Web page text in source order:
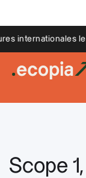
internationales le
Scope